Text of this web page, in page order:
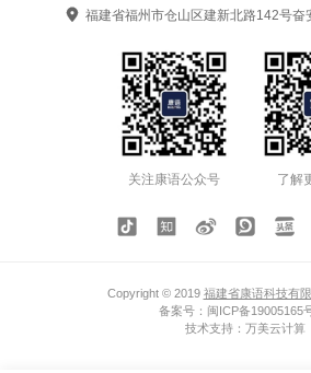
 福建省福州市仓山区建新北路142号奋
关注康语公众号 了解
Copyright © 2019 福建省康语科技有
备案号： 闽ICP备19005165
技术支持： 万美云计算